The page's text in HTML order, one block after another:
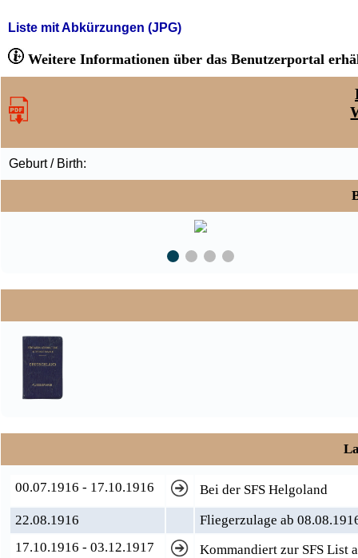
Liste mit Abkürzungen (JPG)
Weitere Informationen über das Benutzerportal
Geburt / Birth:
00.07.1916 - 17.10.1916
Bei der SFS Helgoland
22.08.1916
Fliegerzulage ab
17.10.1916 - 03.12.1917
Kommandiert zur SFS List